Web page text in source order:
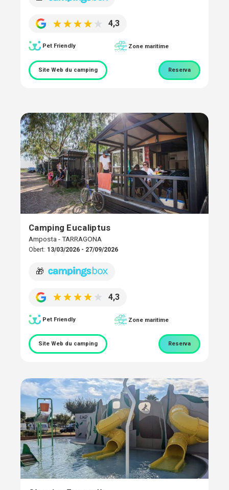
4,3
Pet Friendly Zone maritime
Site Web du camping Reserva
Camping Eucaliptus
Amposta - TARRAGONA
Obert: 13/03/2026 - 27/09/2026
🎁
4,3
Pet Friendly Zone maritime
Site Web du camping Reserva